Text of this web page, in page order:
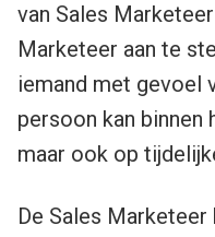
van Sales
Marketeer aan te
iemand met gevoel
persoon kan
maar ook op
De Sales